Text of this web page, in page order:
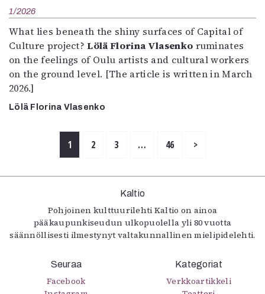
1/2026
What lies beneath the shiny surfaces of Capital of
Culture project?Lölä Florina Vlasenko ruminates
on the feelings of Oulu artists and cultural workers
on the ground level. [The article is written in March
2026.]
Lölä Florina Vlasenko
1 2 3 … 46 >
Kaltio
Pohjoinen kulttuurilehti Kaltio on ainoa
pääkaupunkiseudun ulkopuolella yli 80 vuotta
säännöllisesti ilmestynyt valtakunnallinen mielipidelehti.
Seuraa
Facebook
Kategoriat
Verkkoartikkeli